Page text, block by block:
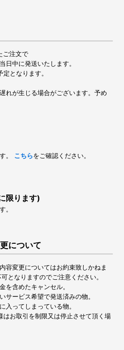
ご注文で
日中に発送いたします。
となります。
れが生じる場合がございます。予め
。 こちらをご確認ください。
限ります)
。
について
容変更についてはお約束致しかねま
となりますのでご注意ください。
を含めたキャンセル。
サービス希望で発送済みの物。
入ってしまっている物。
お取引を制限又は停止させて頂く場